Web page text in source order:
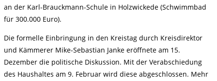
an der Karl-Brauckmann-Schule in Holzwickede (Schwimmbad
für 300.000 Euro).
Die formelle Einbringung in den Kreistag durch Kreisdirektor
und Kämmerer Mike-Sebastian Janke eröffnete am 15.
Dezember die politische Diskussion. Mit der Verabschiedung
des Haushaltes am 9. Februar wird diese abgeschlossen. Mehr